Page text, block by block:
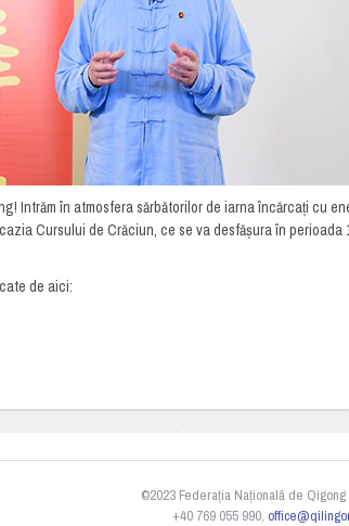
Intrăm în atmosfera sărbătorilor de iarna încărcați cu
Cursului de Crăciun, ce se va desfășura în perioada
de aici:
©2023 Federația Națională de
+40 769 055 990,